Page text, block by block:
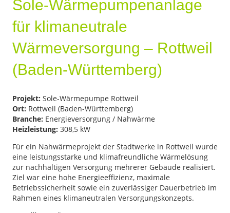
Sole-Wärmepumpenanlage
für klimaneutrale
Wärmeversorgung – Rottweil
(Baden-Württemberg)
Projekt: Sole-Wärmepumpe Rottweil
Ort: Rottweil (Baden-Württemberg)
Branche: Energieversorgung / Nahwärme
Heizleistung: 308,5 kW
Für ein Nahwärmeprojekt der Stadtwerke in Rottweil wurde
eine leistungsstarke und klimafreundliche Wärmelösung
zur nachhaltigen Versorgung mehrerer Gebäude realisiert.
Ziel war eine hohe Energieeffizienz, maximale
Betriebssicherheit sowie ein zuverlässiger Dauerbetrieb im
Rahmen eines klimaneutralen Versorgungskonzepts.